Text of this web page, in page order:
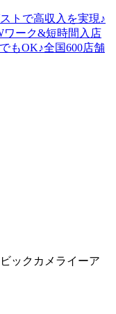
トで高収入を実現♪
ワーク&短時間入店
もOK♪全国600店舗
ックカメライーア